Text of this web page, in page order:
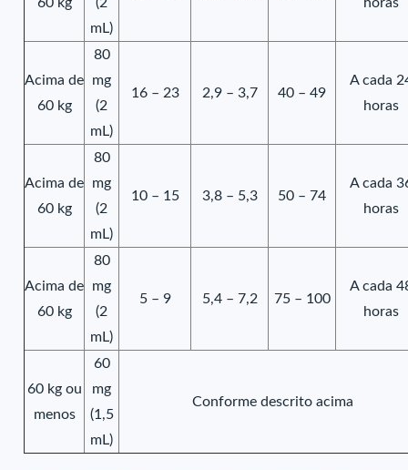
mL)
Acima de
60 kg
80
mg
(2
mL)
16 – 23 2,9 – 3,7 40 – 49
A cada
horas
Acima de
60 kg
80
mg
(2
mL)
10 – 15 3,8 – 5,3 50 – 74
A cada
horas
Acima de
60 kg
80
mg
(2
mL)
5 – 9 5,4 – 7,2 75 – 100
A cada
horas
60 kg ou
menos
60
mg
(1,5
mL)
Conforme descrito acima